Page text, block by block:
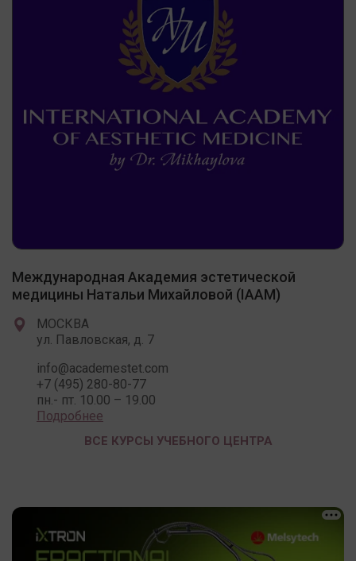
Международная Академия эстетической
медицины Натальи Михайловой (IAAM)
МОСКВА
ул. Павловская, д. 7
info@academestet.com
+7 (495) 280-80-77
пн.- пт. 10.00 – 19.00
Подробнее
ВСЕ КУРСЫ УЧЕБНОГО ЦЕНТРА